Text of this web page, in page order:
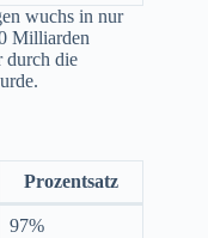
wuchs in nur
Milliarden
durch die
Prozentsatz
97%